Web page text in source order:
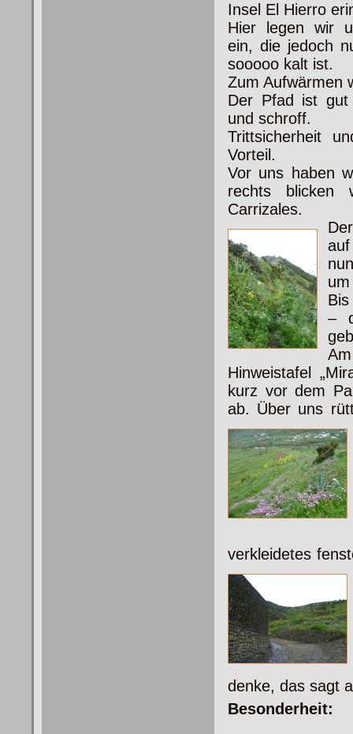
Insel El Hierro
Hier legen wir
ein, die jedoch
sooooo kalt ist.
Zum Aufwärmen
Der Pfad ist gut
und schroff.
Trittsicherheit
Vorteil.
Vor uns haben
rechts
Carrizales.
–
Hinweistafel
kurz vor dem
ab. Über uns
verkleidetes
denke, das sagt
Besonderheit: